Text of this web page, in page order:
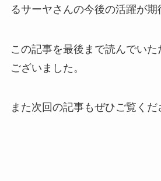
るサーヤさんの今後の活躍が期
この記事を最後まで読んでいた
ございました。
また次回の記事もぜひご覧くだ